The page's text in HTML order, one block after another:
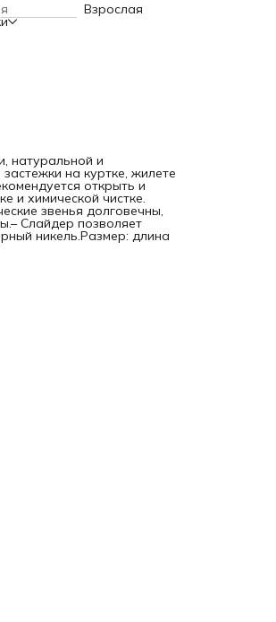
Взрослая
натуральной и
на куртке, жилете
открыть и
и химической чистке.
звенья долговечны,
Слайдер позволяет
никель.Размер: длина